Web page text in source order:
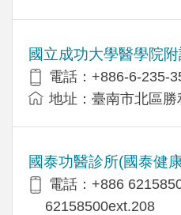
國立成功大學醫學院
電話：+886-6-235-
地址：臺南市北區勝
國泰功醫診所(國泰健
電話：+886
62158500ext.208